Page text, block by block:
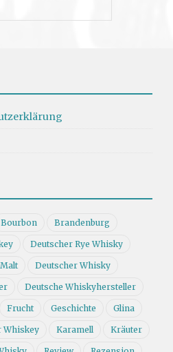
Bourbon Brandenburg
Deutscher Rye Whisky
Deutscher Whisky
Deutsche Whiskyhersteller
Frucht Geschichte Glina
Whiskey Karamell Kräuter